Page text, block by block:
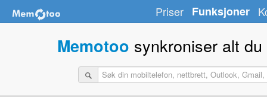
Priser Funksjoner
Memotoo synkroniser alt